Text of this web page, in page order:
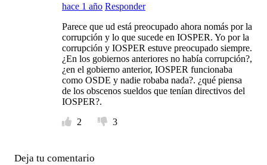
hace 1 año Responder
Parece que ud está preocupado ahora nomás por la
corrupción y lo que sucede en IOSPER. Yo por la
corrupción y IOSPER estuve preocupado siempre.
¿En los gobiernos anteriores no había corrupción?,
¿en el gobierno anterior, IOSPER funcionaba
como OSDE y nadie robaba nada?. ¿qué piensa
de los obscenos sueldos que tenían directivos del
IOSPER?.
2
3
Deja tu comentario